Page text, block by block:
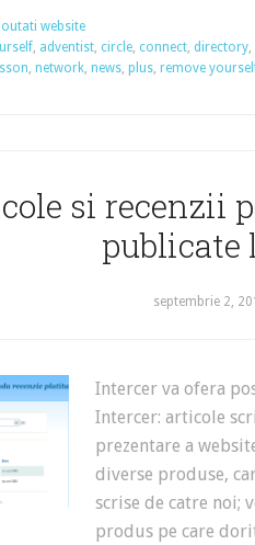
website
, adventist, circle, connect, directory,
, network, news, plus, remove
si recenzii
publicate
septembrie 2,
Intercer va ofera
Intercer: articole
prezentare a
diverse produse,
scrise de catre noi;
produs pe care